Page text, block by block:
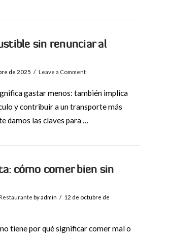
sin renunciar al
de 2025 Leave a Comment
gastar menos: también implica
y contribuir a un transporte más
damos las claves para …
cómo comer bien sin
by admin
12 de octubre de
tiene por qué significar comer mal o